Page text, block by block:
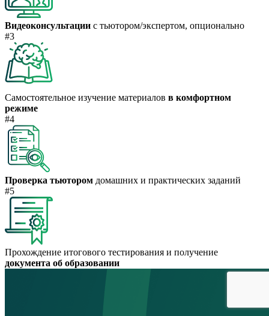
Видеоконсультации с тьютором/экспертом, опционально
#3
Самостоятельное изучение материалов в комфортном
режиме
#4
Проверка тьютором домашних и практических заданий
#5
Прохождение итогового тестирования и получение
документа об образовании